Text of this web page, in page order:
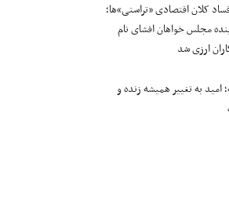
کلان اقتصادی «تراستی»ها؛
مجلس خواهان افشای نام
ارزی شد
امید به تغییر همیشه زنده و